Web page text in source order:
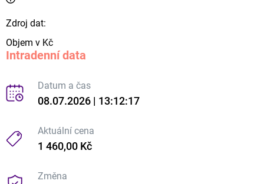
Zdroj dat:
Objem v Kč
Intradenní data
Datum a čas
08.07.2026 | 13:12:17
Aktuální cena
1 460,00 Kč
Změna